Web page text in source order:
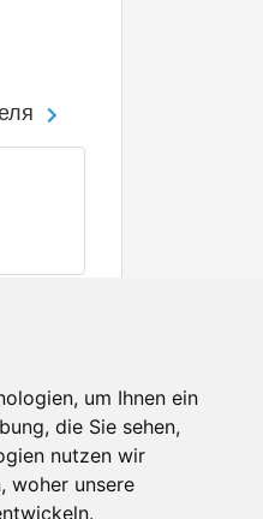
um Ihnen ein
die Sie sehen,
nutzen wir
woher unsere